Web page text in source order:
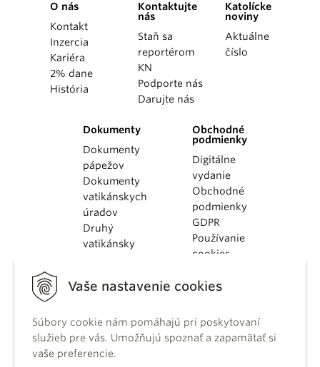
Vaše nastavenie cookies
Súbory cookie nám pomáhajú pri poskytovaní
služieb pre vás. Umožňujú spoznať a zapamätať si
vaše preferencie.
O nás
Kontakt
Inzercia
Kariéra
2% dane
História
Kontaktujte
nás
Staň sa
reportérom
KN
Podporte nás
Darujte nás
Katolícke
noviny
Aktuálne
číslo
Dokumenty
Dokumenty
pápežov
Dokumenty
vatikánskych
úradov
Druhý
vatikánsky
KBS
kánonického
práva
Katechizmus
Obchodné
podmienky
Digitálne
vydanie
Obchodné
podmienky
GDPR
Používanie
cookies